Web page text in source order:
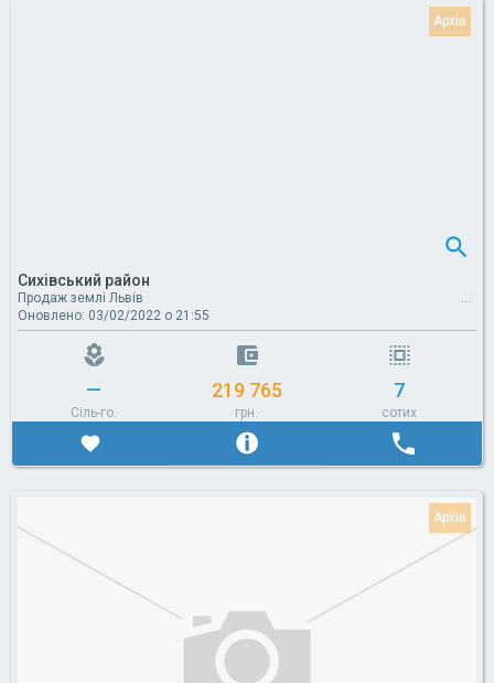
Сихівський район
Продаж землі Львів
Оновлено: 03/02/2022 о 21:55
—
Сіль-го.
219 765
грн.
7
сотих